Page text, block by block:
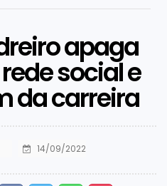
apaga
social e
da carreira
14/09/2022